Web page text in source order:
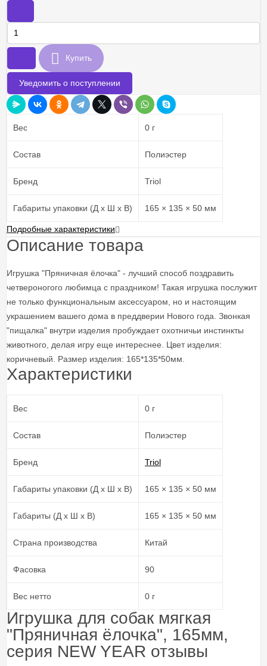
Купить
Уведомить о поступлении
Вес 0 г
Состав Полиэстер
Бренд Triol
Габариты упаковки (Д х Ш х В) 165 × 135 × 50 мм
Подробные характеристики
Описание товара
Игрушка "Пряничная ёлочка" - лучший способ поздравить
четвероногого любимца с праздником! Такая игрушка послужит
не только функциональным аксессуаром, но и настоящим
украшением вашего дома в преддверии Нового года. Звонкая
"пищалка" внутри изделия пробуждает охотничьи инстинкты
животного, делая игру еще интереснее. Цвет изделия:
коричневый. Размер изделия: 165*135*50мм.
Характеристики
Вес 0 г
Состав Полиэстер
Бренд Triol
Габариты упаковки (Д х Ш х В) 165 × 135 × 50 мм
Габариты (Д х Ш х В) 165 × 135 × 50 мм
Страна производства Китай
Фасовка 90
Вес нетто 0 г
Игрушка для собак мягкая
"Пряничная ёлочка", 165мм,
серия NEW YEAR отзывы